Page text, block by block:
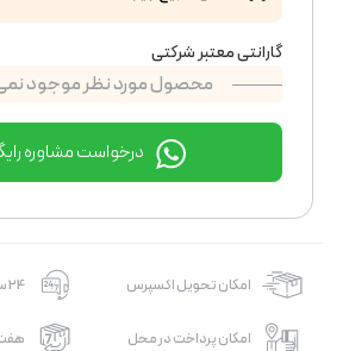
گارانتی معتبر شرکتی
محصول مورد نظر موجود
درخواست مشاوره
امکان تحویل اکسپرس 24 ساعته 7 روز هفته
امکان پرداخت در محل هفت